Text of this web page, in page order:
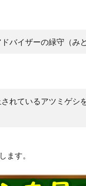
バイザーの緑守（み
れているアツミゲシ
ます。